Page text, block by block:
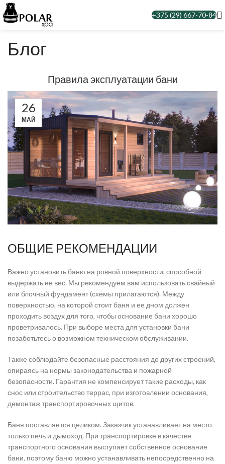
+375 (29) 667-70-84
Блог
Правила эксплуатации бани
26
МАЙ
ОБЩИЕ РЕКОМЕНДАЦИИ
Важно установить баню на ровной поверхности, способной
выдержать ее вес. Мы рекомендуем вам использовать свайный
или блочный фундамент (схемы прилагаются). Между
поверхностью, на которой стоит баня и ее дном должен
проходить воздух для того, чтобы основание бани хорошо
проветривалось. При выборе места для установки бани
позаботьтесь о возможном техническом обслуживании.
Также соблюдайте безопасные расстояния до других строений,
опираясь на нормы законодательства и пожарной
безопасности. Гарантия не компенсирует такие расходы, как
снос или строительство террас, при изготовлении основания,
демонтаж транспортировочных щитов.
Баня поставляется целиком. Заказчик устанавливает на место
только печь и дымоход. При транспортировке в качестве
транспортного основания выступает собственное основание
бани, поэтому баню можно устанавливать непосредственно на